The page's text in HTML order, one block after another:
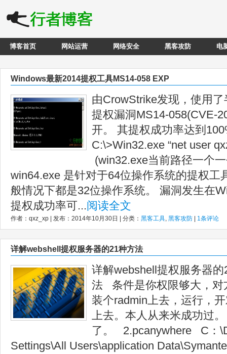
博客首页 网站运营 网络安全 黑客攻防 电
Windows最新2014提权工具MS14-058 EXP
由CrowStrike发现，使用
提权漏洞MS14-058(CVE-
开。 其提权成功率达到
C:\>Win32.exe “net user
(win32.exe当前路径一个
win64.exe 是针对于64位操作系统的提权工
般情况下都是32位操作系统。 漏洞发生在
提权成功率可...阅读全文
作者：qxz_xp | 发布：2014年10月30日 | 分类： 黑客工具, 黑客攻防 1条评论
详解webshell提权服务器的21种方法
详解webshell提权服务器
法 条件是你权限够大，对
装个radmin上去，运行，
上去。本人从来米成功过
了。 2.pcanywhere C：
Settings\All Users\application